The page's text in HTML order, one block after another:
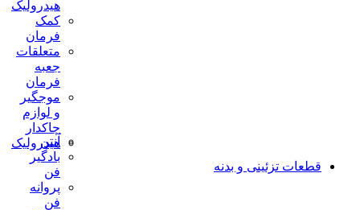
هیدرولیک
کمک
فرمان
متعلقات
جعبه
فرمان
موجگیر
و لوازم
چاکدار
هیدرولیک
قطعات تزئینی و بدنه
آنتن
بادگیر
فن
پروانه
فن